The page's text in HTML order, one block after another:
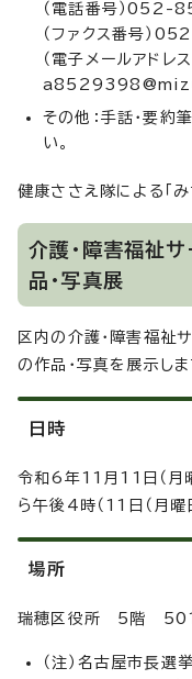
（電話番号）
（ファクス番号）
（電子メールアドレス
その他：手話・要約
い。
健康ささえ隊による「
介護・障害福祉
品・写真展
区内の介護・障害福祉
の作品・写真を展示しま
日時
令和6年11月11日（月
ら午後4時（11日（月
場所
瑞穂区役所 5階
（注）名古屋市長選